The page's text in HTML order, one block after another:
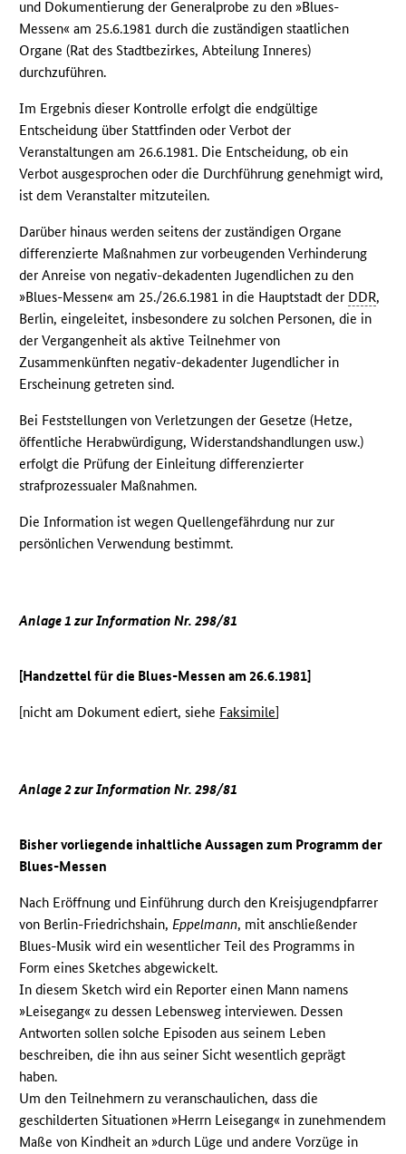
und Dokumentierung der Generalprobe zu den »Blues-
Messen« am 25.6.1981 durch die zuständigen staatlichen
Organe (Rat des Stadtbezirkes, Abteilung Inneres)
durchzuführen.
Im Ergebnis dieser Kontrolle erfolgt die endgültige
Entscheidung über Stattfinden oder Verbot der
Veranstaltungen am 26.6.1981. Die Entscheidung, ob ein
Verbot ausgesprochen oder die Durchführung genehmigt wird,
ist dem Veranstalter mitzuteilen.
Darüber hinaus werden seitens der zuständigen Organe
differenzierte Maßnahmen zur vorbeugenden Verhinderung
der Anreise von negativ-dekadenten Jugendlichen zu den
»Blues-Messen« am 25./26.6.1981 in die Hauptstadt der DDR,
Berlin, eingeleitet, insbesondere zu solchen Personen, die in
der Vergangenheit als aktive Teilnehmer von
Zusammenkünften negativ-dekadenter Jugendlicher in
Erscheinung getreten sind.
Bei Feststellungen von Verletzungen der Gesetze (Hetze,
öffentliche Herabwürdigung, Widerstandshandlungen usw.)
erfolgt die Prüfung der Einleitung differenzierter
strafprozessualer Maßnahmen.
Die Information ist wegen Quellengefährdung nur zur
persönlichen Verwendung bestimmt.
Anlage 1 zur Information Nr. 298/81
[Handzettel für die Blues-Messen am 26.6.1981]
[nicht am Dokument ediert, siehe Faksimile]
Anlage 2 zur Information Nr. 298/81
Bisher vorliegende inhaltliche Aussagen zum Programm der
Blues-Messen
Nach Eröffnung und Einführung durch den Kreisjugendpfarrer
von Berlin-Friedrichshain,Eppelmann, mit anschließender
Blues-Musik wird ein wesentlicher Teil des Programms in
Form eines Sketches abgewickelt.
In diesem Sketch wird ein Reporter einen Mann namens
»Leisegang« zu dessen Lebensweg interviewen. Dessen
Antworten sollen solche Episoden aus seinem Leben
beschreiben, die ihn aus seiner Sicht wesentlich geprägt
haben.
Um den Teilnehmern zu veranschaulichen, dass die
geschilderten Situationen »Herrn Leisegang« in zunehmendem
Maße von Kindheit an »durch Lüge und andere Vorzüge in